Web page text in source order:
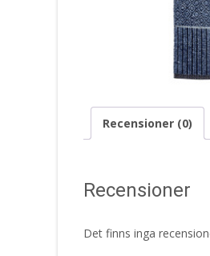
Recensioner (0)
Recensioner
Det finns inga